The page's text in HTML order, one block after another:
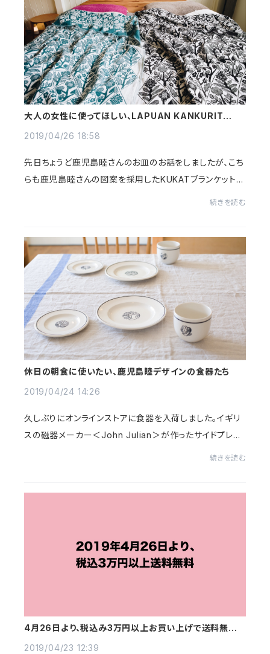
大人の女性に使ってほしい、LAPUAN KANKURITの
2019/04/26 18:58
先日ちょうど鹿児島睦さんのお皿のお話をしましたが、こち
らも鹿児島睦さんの図案を採用したKUKATブランケットで
続きを読む
休日の朝食に使いたい、鹿児島睦デザインの食器たち
2019/04/24 14:26
久しぶりにオンラインストアに食器を入荷しました。イギリ
スの磁器メーカー＜John Julian＞が作ったサイドプレー
続きを読む
4月26日より、税込み3万円以上お買い上げで送料無料
2019/04/23 12:39